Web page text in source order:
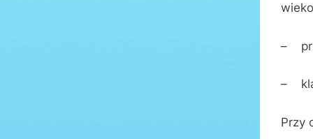
–
–
Przy